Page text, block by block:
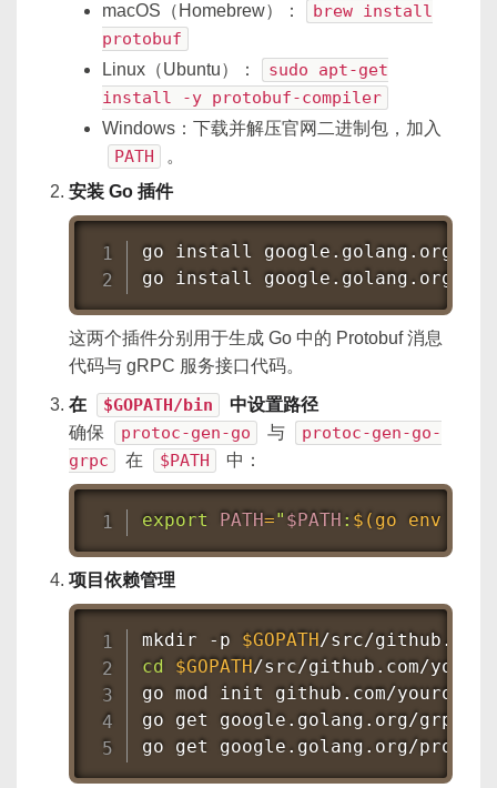
macOS（Homebrew）：
brew install
protobuf
Linux（Ubuntu）：
sudo apt-get
install -y protobuf-compiler
Windows：下载并解压官网二进制包，加入
PATH
。
安装 Go 插件
go install google.golang.org/
go install google.golang.org/
这两个插件分别用于生成 Go 中的 Protobuf 消息
代码与 gRPC 服务接口代码。
在 $GOPATH/bin
中设置路径
确保
protoc-gen-go 与
protoc-gen-go-
grpc
在 $PATH 中：
export PATH=" $PATH : $( go env
项目依赖管理
mkdir -p $GOPATH
cd
$GOPATH /src/github.com/
go mod init github.com/yourorg/
go get google.golang.org/grpc
go get google.golang.org/